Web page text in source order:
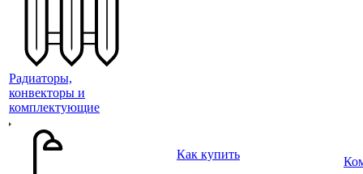
Радиаторы,
конвекторы и
комплектующие
Как купить